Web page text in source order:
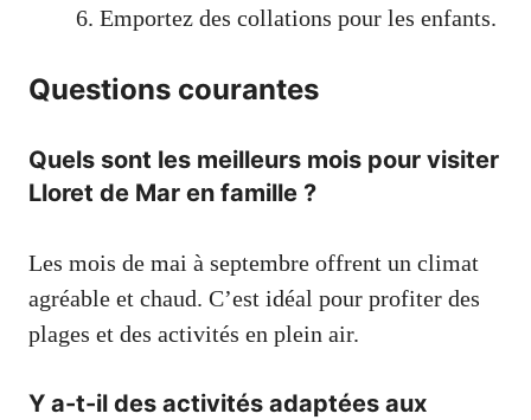
Emportez des collations pour les enfants.
Questions courantes
Quels sont les meilleurs mois pour visiter
Lloret de Mar en famille ?
Les mois de mai à septembre offrent un climat
agréable et chaud. C’est idéal pour profiter des
plages et des activités en plein air.
Y a-t-il des activités adaptées aux